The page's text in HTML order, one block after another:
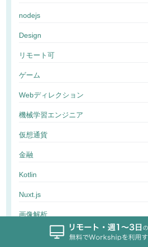
nodejs
Design
リモート可
ゲーム
Webディレクション
機械学習エンジニア
仮想通貨
金融
Kotlin
Nuxt.js
画像解析